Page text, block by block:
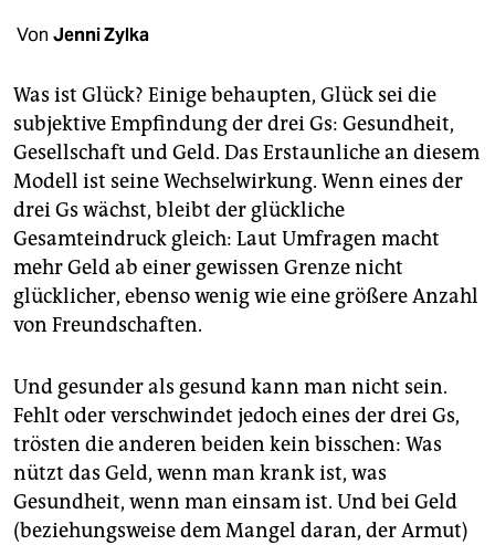
unterstützen
abo
genossenschaft
epaper login
Von Jenni Zylka
Was ist Glück? Einige behaupten, Glück sei die
subjektive Empfindung der drei Gs: Gesundheit,
Gesellschaft und Geld. Das Erstaunliche an diesem
Modell ist seine Wechselwirkung. Wenn eines der
drei Gs wächst, bleibt der glückliche
Gesamteindruck gleich: Laut Umfragen macht
mehr Geld ab einer gewissen Grenze nicht
glücklicher, ebenso wenig wie eine größere Anzahl
von Freundschaften.
Und gesunder als gesund kann man nicht sein.
Fehlt oder verschwindet jedoch eines der drei Gs,
trösten die anderen beiden kein bisschen: Was
nützt das Geld, wenn man krank ist, was
Gesundheit, wenn man einsam ist. Und bei Geld
(beziehungsweise dem Mangel daran, der Armut)